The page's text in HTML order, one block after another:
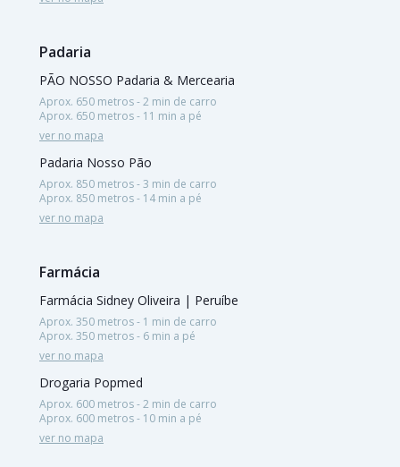
Padaria
PÃO NOSSO Padaria & Mercearia
Aprox. 650 metros - 2 min de carro
Aprox. 650 metros - 11 min a pé
ver no mapa
Padaria Nosso Pão
Aprox. 850 metros - 3 min de carro
Aprox. 850 metros - 14 min a pé
ver no mapa
Farmácia
Farmácia Sidney Oliveira | Peruíbe
Aprox. 350 metros - 1 min de carro
Aprox. 350 metros - 6 min a pé
ver no mapa
Drogaria Popmed
Aprox. 600 metros - 2 min de carro
Aprox. 600 metros - 10 min a pé
ver no mapa